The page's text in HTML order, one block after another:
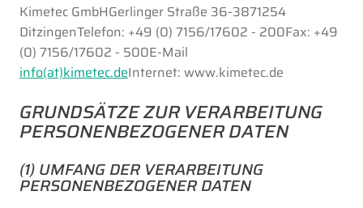
Kimetec GmbHGerlinger Straße 36-3871254
DitzingenTelefon: +49 (0) 7156/17602 - 200Fax: +49
(0) 7156/17602 - 500E-Mail
info(at)kimetec.deInternet: www.kimetec.de
GRUNDSÄTZE ZUR VERARBEITUNG
PERSONENBEZOGENER DATEN
(1) UMFANG DER VERARBEITUNG
PERSONENBEZOGENER DATEN